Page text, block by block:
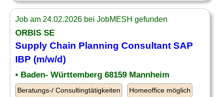
Job am 24.02.2026 bei JobMESH gefunden
ORBIS SE
Supply Chain Planning Consultant SAP
IBP (m/w/d)
• Baden- Württemberg 68159 Mannheim
Beratungs-/ Consultingtätigkeiten Homeoffice möglich